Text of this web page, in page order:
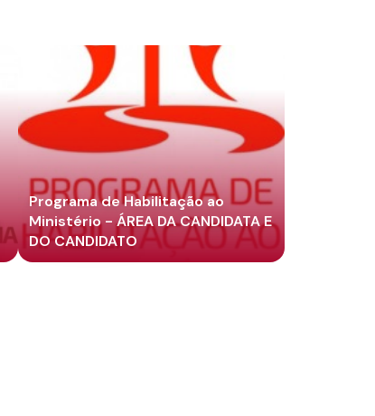
Programa de Habilitação ao
Ministério - ÁREA DA CANDIDATA E
DO CANDIDATO